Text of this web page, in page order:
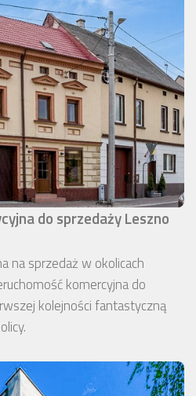
do sprzedaży Leszno
na sprzedaż w okolicach
komercyjna do
kolejności fantastyczną